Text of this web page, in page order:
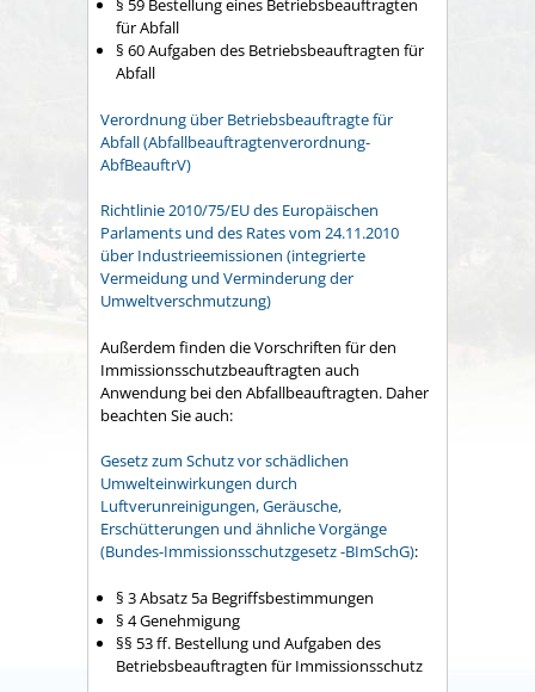
§ 59 Bestellung eines Betriebsbeauftragten
für Abfall
§ 60 Aufgaben des Betriebsbeauftragten für
Abfall
Verordnung über Betriebsbeauftragte für
Abfall (Abfallbeauftragtenverordnung-
AbfBeauftrV)
Richtlinie 2010/75/EU des Europäischen
Parlaments und des Rates vom 24.11.2010
über Industrieemissionen (integrierte
Vermeidung und Verminderung der
Umweltverschmutzung)
Außerdem finden die Vorschriften für den
Immissionsschutzbeauftragten auch
Anwendung bei den Abfallbeauftragten. Daher
beachten Sie auch:
Gesetz zum Schutz vor schädlichen
Umwelteinwirkungen durch
Luftverunreinigungen, Geräusche,
Erschütterungen und ähnliche Vorgänge
(Bundes-Immissionsschutzgesetz -BImSchG):
§ 3 Absatz 5a Begriffsbestimmungen
§ 4 Genehmigung
§§ 53 ff. Bestellung und Aufgaben des
Betriebsbeauftragten für Immissionsschutz